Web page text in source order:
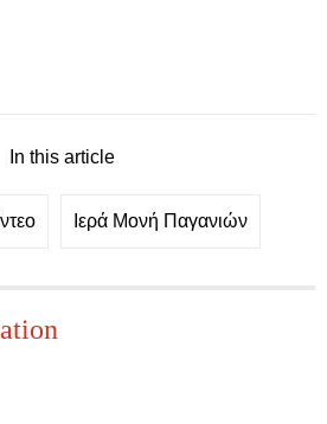
In this article
Ιερά Μονή Παγανιών